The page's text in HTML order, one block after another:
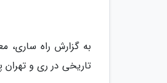
به گزارش راه ساری،
تاریخی در ری و